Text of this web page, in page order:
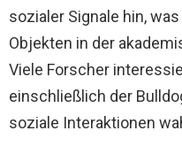
sozialer Signale hin,
Objekten in der
Viele Forscher
einschließlich der
soziale Interaktionen